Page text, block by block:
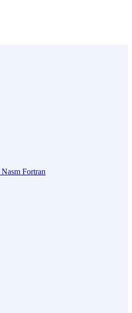
Nasm Fortran